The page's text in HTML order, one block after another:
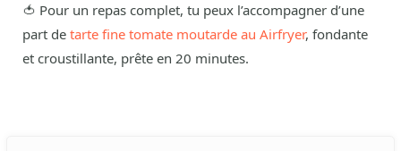
🍅 Pour un repas complet, tu peux l’accompagner d’une
part de tarte fine tomate moutarde au Airfryer, fondante
et croustillante, prête en 20 minutes.